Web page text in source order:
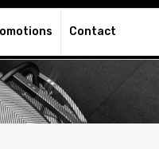
DE 250DT
Contact